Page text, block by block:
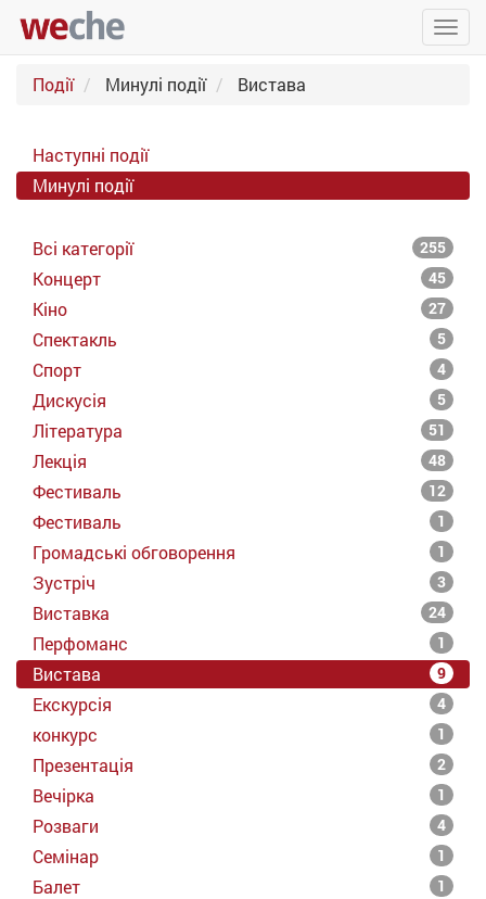
Події
Минулі події Вистава
Наступні події
Минулі події
Всі категорії 255
Концерт 45
Кіно 27
Спектакль 5
Спорт 4
Дискусія 5
Література 51
Лекція 48
Фестиваль 12
Фестиваль 1
Громадські обговорення 1
Зустріч 3
Виставка 24
Перфоманс 1
Вистава 9
Екскурсія 4
конкурс 1
Презентація 2
Вечірка 1
Розваги 4
Семінар 1
Балет 1